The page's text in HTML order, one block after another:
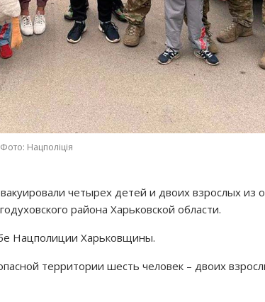
Фото: Нацполіція
четырех детей и двоих взрослых из
района Харьковской области.
Нацполиции Харьковщины.
территории шесть человек – двоих